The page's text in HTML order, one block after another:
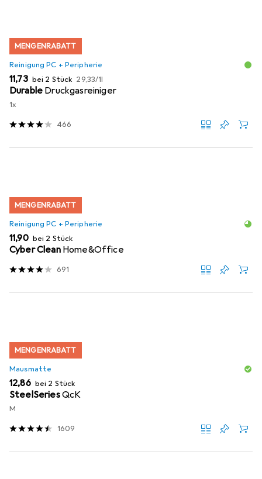
MENGENRABATT
Reinigung PC + Peripherie
EUR
11,73 bei 2 Stück EUR
29,33/1l
Durable Druckgasreiniger
1x
466
MENGENRABATT
Reinigung PC + Peripherie
EUR
11,90 bei 2 Stück
Cyber Clean Home&Office
691
MENGENRABATT
Mausmatte
EUR
12,86 bei 2 Stück
SteelSeriesQcK
M
1609